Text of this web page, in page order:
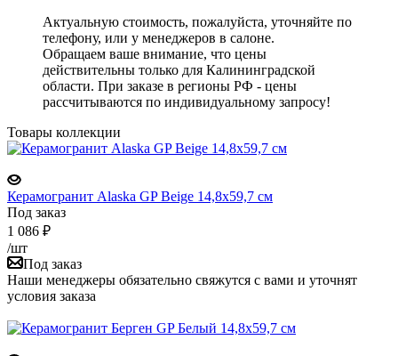
Актуальную стоимость, пожалуйста, уточняйте по
телефону, или у менеджеров в салоне.
Обращаем ваше внимание, что цены
действительны только для Калининградской
области. При заказе в регионы РФ - цены
рассчитываются по индивидуальному запросу!
Товары коллекции
Керамогранит Alaska GP Beige 14,8x59,7 см
Под заказ
1 086 ₽
/шт
Под заказ
Наши менеджеры обязательно свяжутся с вами и уточнят
условия заказа